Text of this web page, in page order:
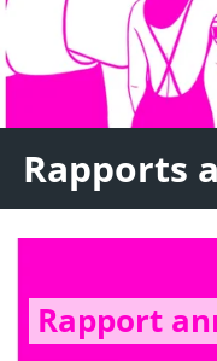
Rapports
Rapport